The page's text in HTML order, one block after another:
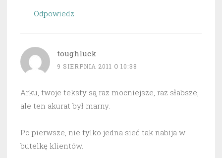
Odpowiedz
toughluck
9 SIERPNIA 2011 O 10:38
Arku, twoje teksty są raz mocniejsze, raz słabsze,
ale ten akurat był marny.
Po pierwsze, nie tylko jedna sieć tak nabija w
butelkę klientów.